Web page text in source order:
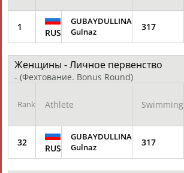
1
RUS
GUBAYDULLINA
Gulnaz
317
Женщины - Личное первенство
- (Фехтование. Bonus Round)
Rank Athlete Swimming
32
RUS
GUBAYDULLINA
Gulnaz
317